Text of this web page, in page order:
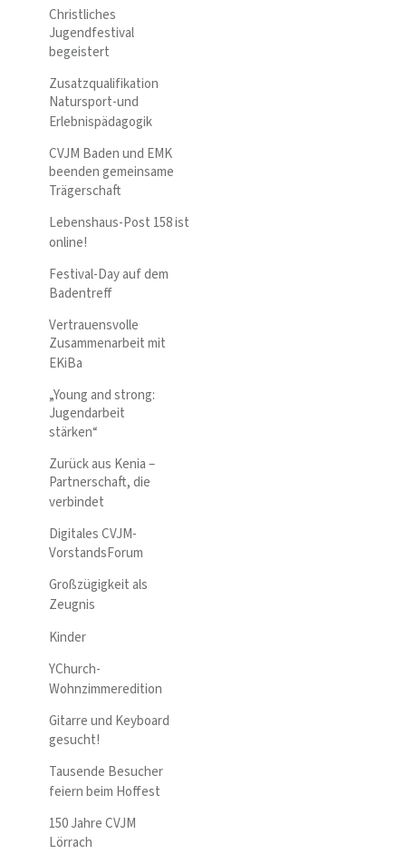
Christliches
Jugendfestival
begeistert
Zusatzqualifikation
Natursport-und
Erlebnispädagogik
CVJM Baden und EMK
beenden gemeinsame
Trägerschaft
Lebenshaus-Post 158 ist
online!
Festival-Day auf dem
Badentreff
Vertrauensvolle
Zusammenarbeit mit
EKiBa
„Young and strong:
Jugendarbeit
stärken“
Zurück aus Kenia –
Partnerschaft, die
verbindet
Digitales CVJM-
VorstandsForum
Großzügigkeit als
Zeugnis
Kinder
YChurch-
Wohnzimmeredition
Gitarre und Keyboard
gesucht!
Tausende Besucher
feiern beim Hoffest
150 Jahre CVJM
Lörrach